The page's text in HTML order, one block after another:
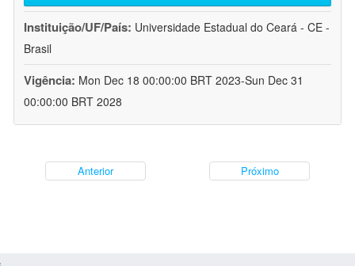
Instituição/UF/País: Universidade Estadual do Ceará - CE -
Brasil
Vigência: Mon Dec 18 00:00:00 BRT 2023-Sun Dec 31
00:00:00 BRT 2028
Anterior Próximo